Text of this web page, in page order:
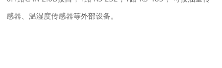
感器、温湿度传感器等外部设备。